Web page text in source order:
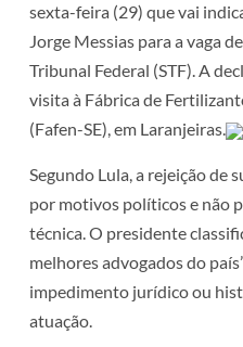
sexta-feira (29) que vai
Jorge Messias para a vaga
Tribunal Federal (STF). A
visita à Fábrica de
(Fafen-SE), em Laranjeiras.
Segundo Lula, a rejeição de
por motivos políticos e não
técnica. O presidente
melhores advogados do
impedimento jurídico ou
atuação.